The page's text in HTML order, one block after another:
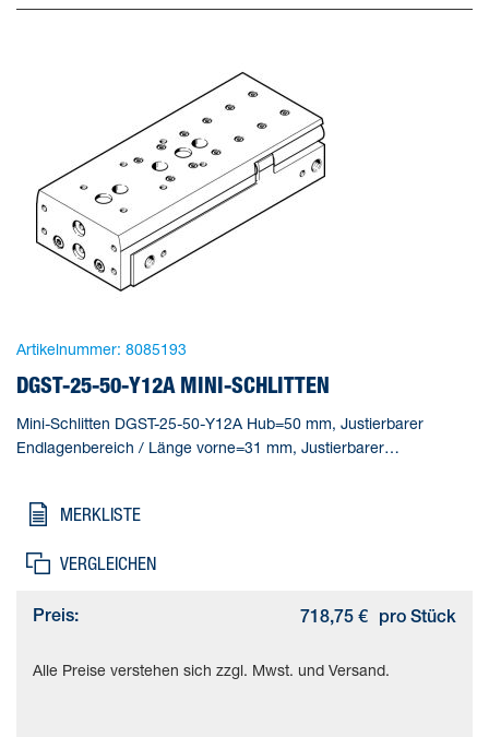
Artikelnummer: 8085193
DGST-25-50-Y12A MINI-SCHLITTEN
Mini-Schlitten DGST-25-50-Y12A Hub=50 mm, Justierbarer
Endlagenbereich / Länge vorne=31 mm, Justierbarer
MERKLISTE
VERGLEICHEN
Preis: 718,75 € pro Stück
Alle Preise verstehen sich zzgl. Mwst. und Versand.